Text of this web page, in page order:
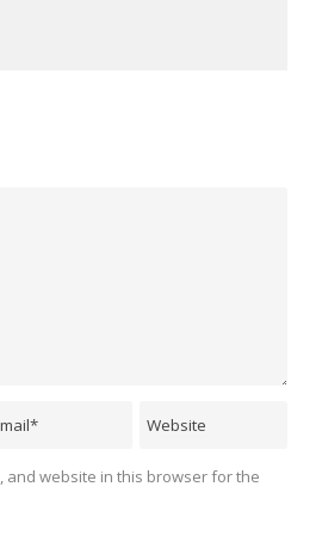
and website in this browser for the